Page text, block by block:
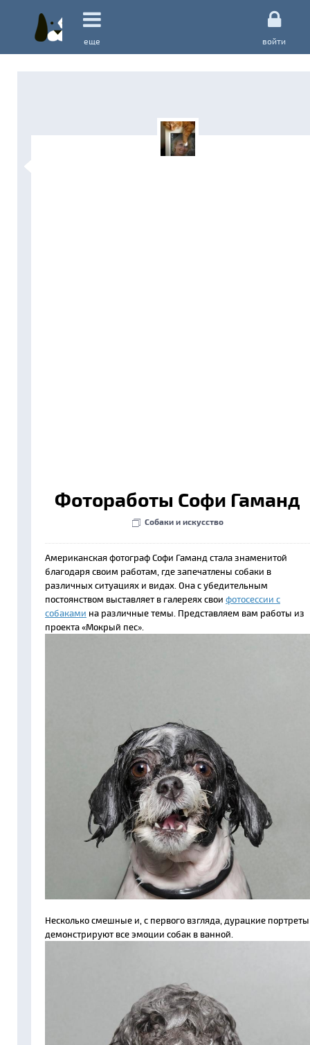
еще войти
Фотоработы Софи Гаманд
Собаки и искусство
Американская фотограф Софи Гаманд стала знаменитой
благодаря своим работам, где запечатлены собаки в
различных ситуациях и видах. Она с убедительным
постоянством выставляет в галереях свои фотосессии с
собаками на различные темы. Представляем вам работы из
проекта «Мокрый пес».
Несколько смешные и, с первого взгляда, дурацкие портреты
демонстрируют все эмоции собак в ванной.